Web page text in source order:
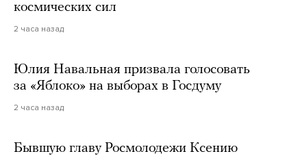
космических сил
2 часа назад
Юлия Навальная призвала голосовать
за «Яблоко» на выборах в Госдуму
2 часа назад
Бывшую главу Росмолодежи Ксению